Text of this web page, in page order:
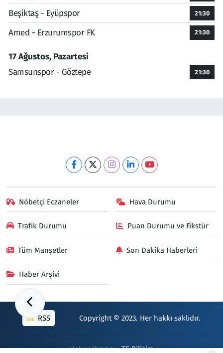
Beşiktaş - Eyüpspor 21:30
Amed - Erzurumspor FK 21:30
17 Ağustos, Pazartesi
Samsunspor - Göztepe
21:30
Nöbetçi Eczaneler Hava Durumu
Trafik Durumu Puan Durumu ve Fikstür
Tüm Manşetler Son Dakika Haberleri
Haber Arşivi
RSS Copyright © 2023. Her hakkı saklıdır.
Haber Yazılımı:TE Bilişim